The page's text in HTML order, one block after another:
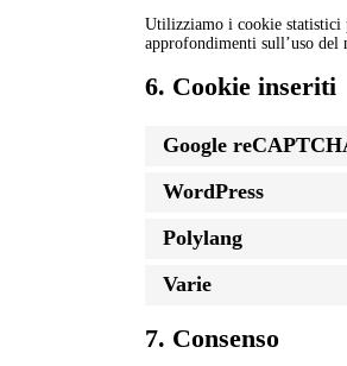
Utilizziamo i cookie statistici
approfondimenti sull’uso del
6. Cookie inseriti
Google
WordPress
Polylang
Varie
7. Consenso